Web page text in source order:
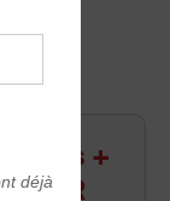
+
Q&R